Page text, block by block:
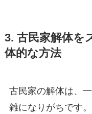
3. 古民家解体を
体的な方法
古民家の解体は、
雑になりがちです